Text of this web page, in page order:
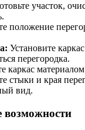
участок,
положение
Установите
перегородка.
каркас
стыки и края
вид.
возможности